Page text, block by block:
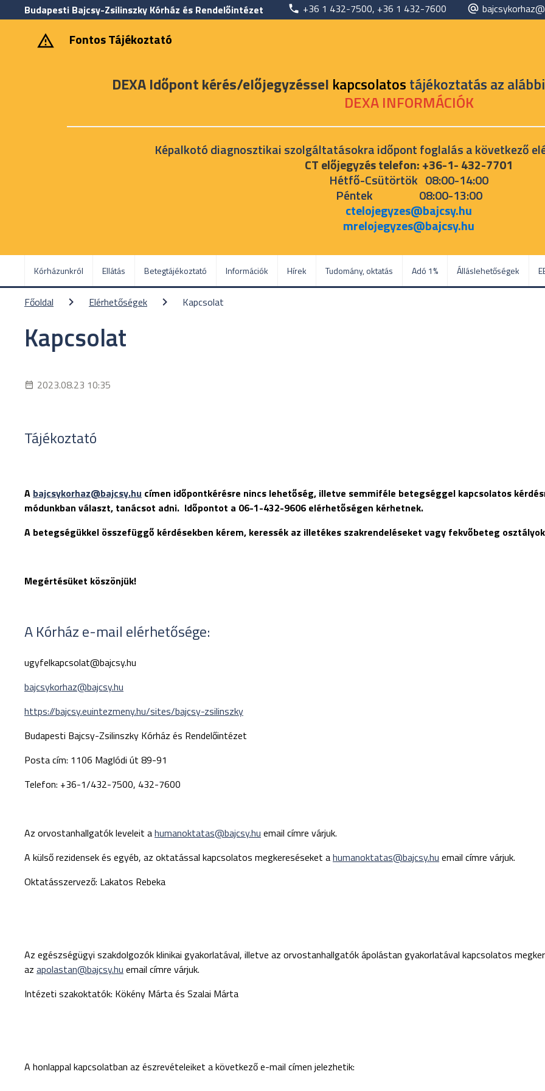
Budapesti Bajcsy-Zsilinszky Kórház és Rendelőintézet +36 1 432-7500, +36 1 432-7600
‎ ‎Fontos Tájékoztató
DEXA Időpont kérés/előjegyzéssel kapcsolatostájékoztatás az
DEXA INFORMÁCIÓK
Képalkotó diagnosztikai szolgáltatásokra időpont foglalás a következő
CT előjegyzés telefon: +36-1- 432-7701
Hétfő-Csütörtök 08:00-14:00
Péntek 08:00-13:00
ctelojegyzes@bajcsy.hu
mrelojegyzes@bajcsy.hu
Kórházunkról Ellátás Betegtájékoztató Információk Hírek Tudomány, oktatás Adó 1% Álláslehetőségek
Főoldal Elérhetőségek Kapcsolat
Kapcsolat
2023.08.23 10:35
Tájékoztató
A bajcsykorhaz@bajcsy.hu címen időpontkérésre nincs lehetőség, illetve semmiféle betegséggel kapcsolatos
módunkban választ, tanácsot adni. Időpontot a 06-1-432-9606 elérhetőségen kérhetnek.
A betegségükkel összefüggő kérdésekben kérem, keressék az illetékes szakrendeléseket vagy fekvőbeteg
Megértésüket köszönjük!
A Kórház e-mail elérhetősége:
ugyfelkapcsolat@bajcsy.hu
bajcsykorhaz@bajcsy.hu
https://bajcsy.euintezmeny.hu/sites/bajcsy-zsilinszky
Budapesti Bajcsy-Zsilinszky Kórház és Rendelőintézet
Posta cím: 1106 Maglódi út 89-91
Telefon: +36-1/432-7500, 432-7600
Az orvostanhallgatók leveleit ahumanoktatas@bajcsy.hu email címre várjuk.
A külső rezidensek és egyéb, az oktatással kapcsolatos megkereséseket ahumanoktatas@bajcsy.hu email címre várjuk.
Oktatásszervező: Lakatos Rebeka
Az egészségügyi szakdolgozók klinikai gyakorlatával, illetve az orvostanhallgatók ápolástan gyakorlatával kapcsolatos
az apolastan@bajcsy.hu email címre várjuk.
Intézeti szakoktatók: Kökény Márta és Szalai Márta
A honlappal kapcsolatban az észrevételeiket a következő e-mail címen jelezhetik: